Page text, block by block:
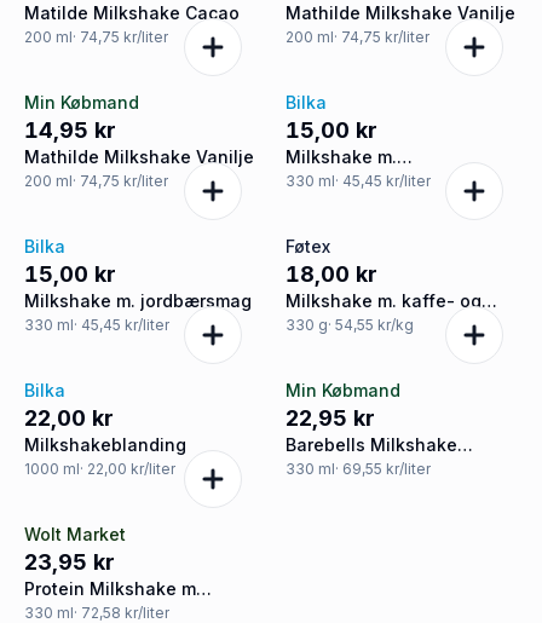
Matilde Milkshake Cacao
200 ml· 74,75 kr/liter
Mathilde Milkshake Vanilje
200 ml· 74,75 kr/liter
Min Købmand
14,95 kr
Mathilde Milkshake Vanilje
200 ml· 74,75 kr/liter
Bilka
15,00 kr
Milkshake m.
chokoladesmag
330 ml· 45,45 kr/liter
Bilka
15,00 kr
Milkshake m. jordbærsmag
330 ml· 45,45 kr/liter
Føtex
18,00 kr
Milkshake m. kaffe- og
karamelsmag laktosefri
330 g· 54,55 kr/kg
Bilka
22,00 kr
Milkshakeblanding
1000 ml· 22,00 kr/liter
Min Købmand
22,95 kr
Barebells Milkshake
Strawb
330 ml· 69,55 kr/liter
Wolt Market
23,95 kr
Protein Milkshake m
Chokolade, Barebells
330 ml· 72,58 kr/liter